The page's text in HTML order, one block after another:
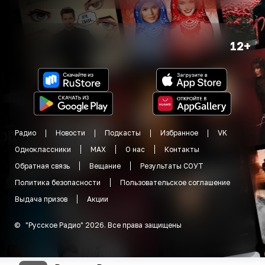
12+
Радио Новости Подкасты Избранное
VK
Одноклассники
MAX О нас
Контакты
Обратная связь
Вещание
Результаты СОУТ
Политика безопасности
Пользовательское соглашение
Выдача призов
Акции
© "Русское Радио" 2026. Все права защищены